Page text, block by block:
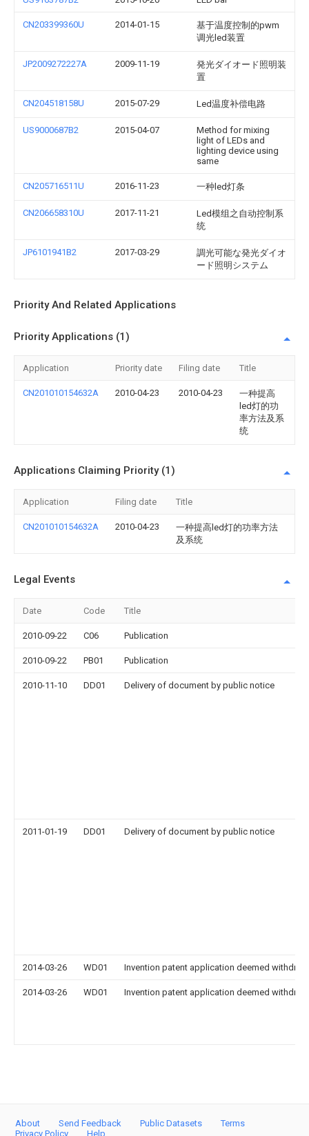
CN203399360U 2014-01-15
基于温度控制的pwm
调光led装置
JP2009272227A 2009-11-19
発光ダイオード照明装
置
CN204518158U 2015-07-29 Led温度补偿电路
US9000687B2 2015-04-07
Method for mixing
light of LEDs and
lighting device using
same
CN205716511U 2016-11-23 一种led灯条
CN206658310U 2017-11-21
Led模组之自动控制系
统
JP6101941B2 2017-03-29
調光可能な発光ダイオ
ード照明システム
Priority And Related Applications
Priority Applications (1)
Application Priority date Filing date Title
CN201010154632A 2010-04-23 2010-04-23
一种提高
led灯的功
率方法及系
统
Applications Claiming Priority (1)
Application Filing date Title
CN201010154632A 2010-04-23
一种提高led灯的功率方法
及系统
Legal Events
Date Code Title
2010-09-22 C06 Publication
2010-09-22 PB01 Publication
2010-11-10 DD01 Delivery of document by public notice
2011-01-19 DD01 Delivery of document by public notice
2014-03-26 WD01 Invention patent application deemed
2014-03-26 WD01 Invention patent application deemed
About Send Feedback Public Datasets
Terms
Privacy Policy
Help